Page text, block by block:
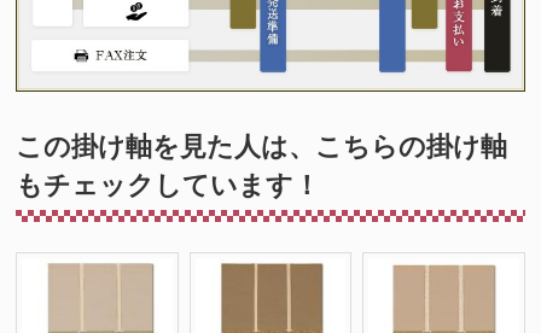
この掛け軸を見た人は、こちらの掛け軸
もチェックしています！